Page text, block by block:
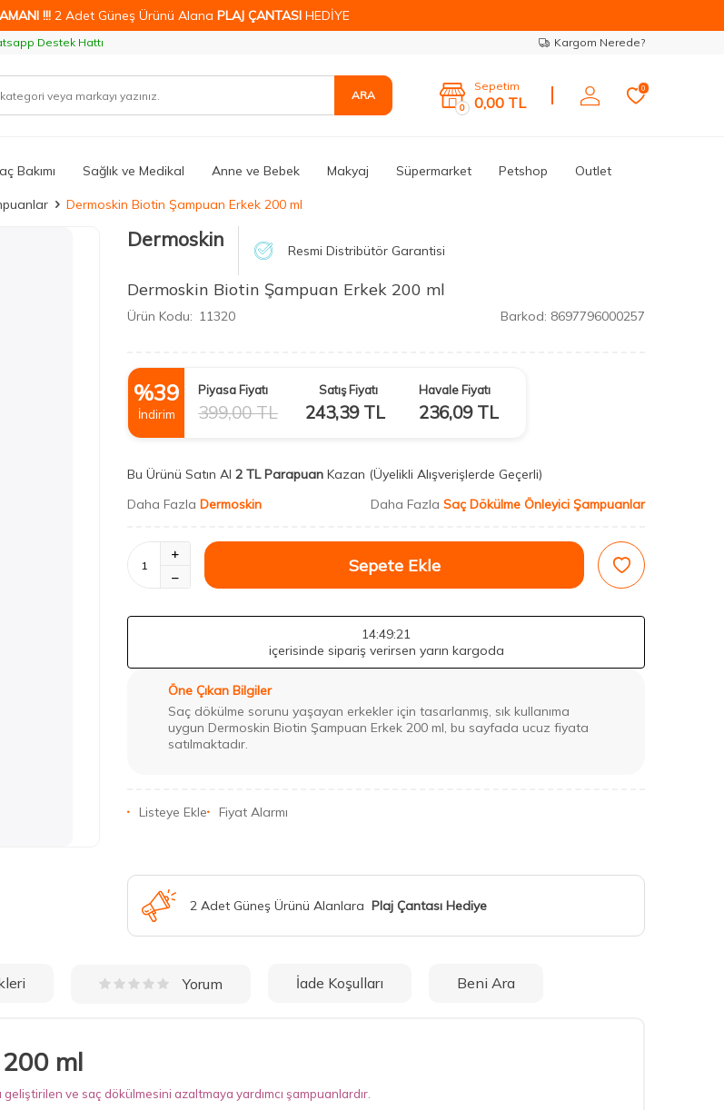
!!! 2 Adet Güneş Ürünü Alana PLAJ ÇANTASI HEDİYE
Destek Hattı Kargom Nerede?
ARA
0
Sepetim
0,00 TL
0
Bakımı Sağlık ve Medikal Anne ve Bebek Makyaj Süpermarket Petshop Outlet
Dermoskin Biotin Şampuan Erkek 200 ml
Dermoskin Resmi Distribütör Garantisi
Dermoskin Biotin Şampuan Erkek 200 ml
Ürün Kodu: 11320 Barkod: 8697796000257
%39
İndirim
Piyasa Fiyatı
399,00TL
Satış Fiyatı
243,39TL
Havale Fiyatı
236,09TL
Bu Ürünü Satın Al 2 TL Parapuan Kazan (Üyelikli Alışverişlerde Geçerli)
Daha Fazla Dermoskin Daha Fazla Saç Dökülme Önleyici Şampuanlar
Sepete Ekle
14:49:20
içerisinde sipariş verirsen yarın kargoda
Öne Çıkan Bilgiler
Saç dökülme sorunu yaşayan erkekler için tasarlanmış, sık kullanıma
uygun Dermoskin Biotin Şampuan Erkek 200 ml, bu sayfada ucuz fiyata
satılmaktadır.
Listeye Ekle Fiyat Alarmı
2 Adet Güneş Ürünü Alanlara Plaj Çantası Hediye
Yorum İade Koşulları Beni Ara
ml
ve saç dökülmesini azaltmaya yardımcı şampuanlardır.